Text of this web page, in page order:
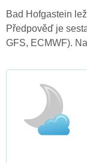
Bad Hofgastein
Předpověď je
GFS, ECMWF).